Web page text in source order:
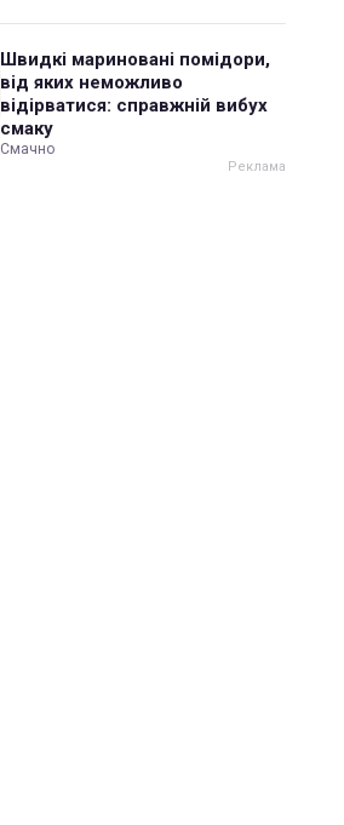
Швидкі мариновані помідори,
від яких неможливо
відірватися: справжній вибух
смаку
Смачно